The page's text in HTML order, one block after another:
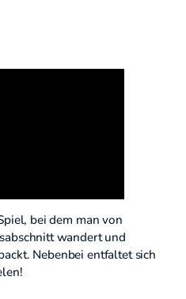
bei dem man von
wandert und
Nebenbei entfaltet sich